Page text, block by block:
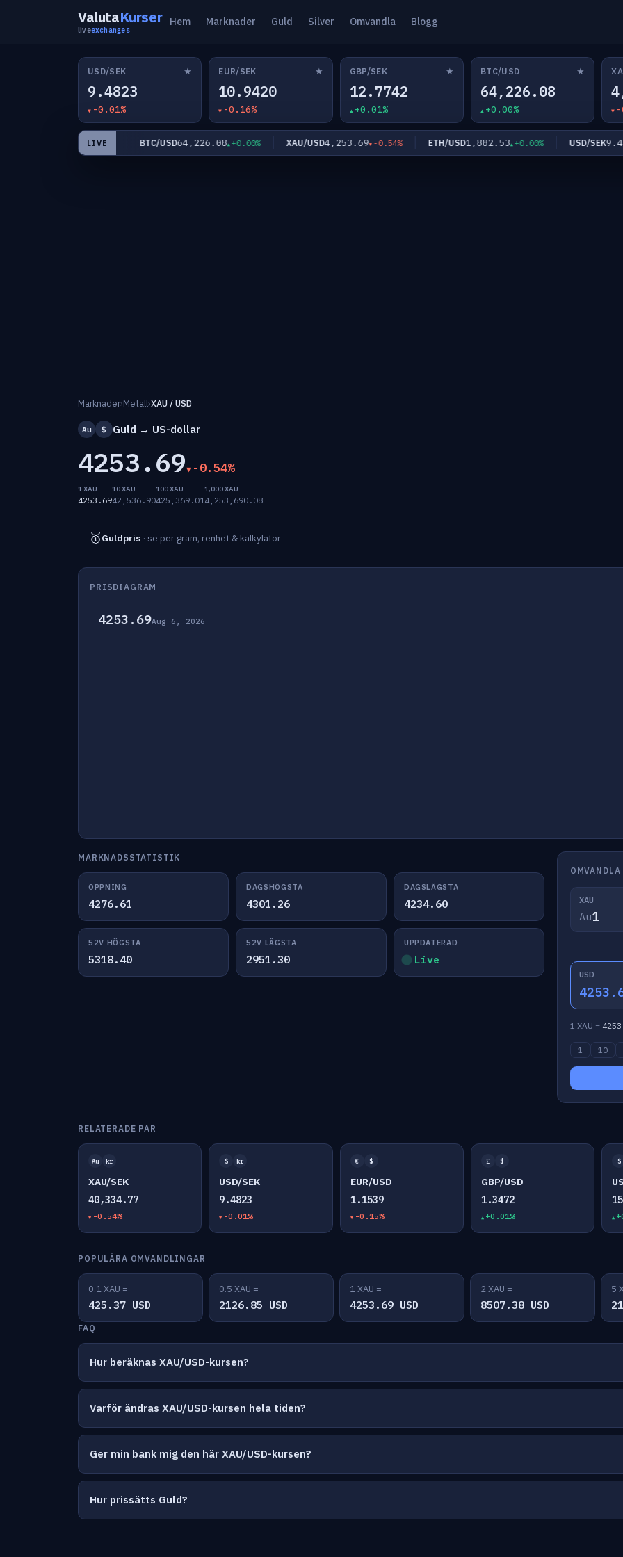
ValutaKurser
liveexchanges
Hem Marknader Guld Silver Omvandla Blogg
USD/SEK ★
9.4823
-0.01%
EUR/SEK ★
10.9420
-0.16%
GBP/SEK ★
12.7742
+0.01%
BTC/USD ★
64,226.08
+0.00% -
LIVE
+0.01% BTC/USD64,226.08 +0.00% XAU/USD4,253.69 -0.54% ETH/USD1,882.53 +0.00% USD/SEK9.4823
Marknader›Metall›XAU / USD
Au $ Guld → US-dollar
4253.69 -0.54%
1 XAU
4253.69
10 XAU
42,536.90
100 XAU
425,369.01
1,000 XAU
4,253,690.08
🥇Guldpris · se per gram, renhet & kalkylator
PRISDIAGRAM
4253.69Aug 6, 2026
MARKNADSSTATISTIK
ÖPPNING
4276.61
DAGSHÖGSTA
4301.26
DAGSLÄGSTA
4234.60
52V HÖGSTA
5318.40
52V LÄGSTA
2951.30
UPPDATERAD
Live
XAU
Au
USD
1 XAU =
1 10
RELATERADE PAR
Au kr
XAU/SEK
40,334.77
-0.54%
$ kr
USD/SEK
9.4823
-0.01%
€ $
EUR/USD
1.1539
-0.15%
£ $
GBP/USD
1.3472
+0.01%
$
POPULÄRA OMVANDLINGAR
0.1 XAU =
425.37 USD
0.5 XAU =
2126.85 USD
1 XAU =
4253.69 USD
2 XAU =
8507.38 USD
5
FAQ
Hur beräknas XAU/USD-kursen?
Varför ändras XAU/USD-kursen hela tiden?
Ger min bank mig den här XAU/USD-kursen?
Hur prissätts Guld?